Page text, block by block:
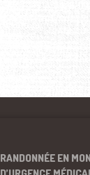
RANDONNÉE EN